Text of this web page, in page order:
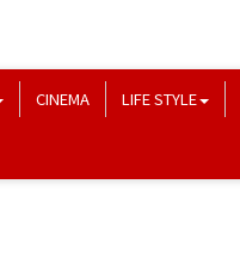
CINEMA LIFE STYLE